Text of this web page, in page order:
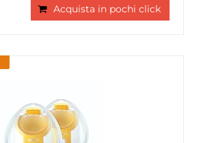
Acquista in pochi click